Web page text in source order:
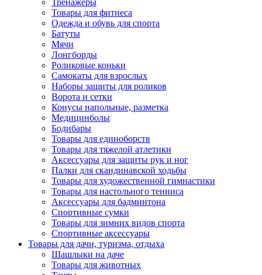
Тренажеры
Товары для фитнеса
Одежда и обувь для спорта
Батуты
Мячи
Лонгборды
Роликовые коньки
Самокаты для взрослых
Наборы защиты для роликов
Ворота и сетки
Конусы напольные, разметка
Медицинболы
Бодибары
Товары для единоборств
Товары для тяжелой атлетики
Аксессуары для защиты рук и ног
Палки для скандинавской ходьбы
Товары для художественной гимнастики
Товары для настольного тенниса
Аксессуары для бадминтона
Спортивные сумки
Товары для зимних видов спорта
Спортивные аксессуары
Товары для дачи, туризма, отдыха
Шашлыки на даче
Товары для животных